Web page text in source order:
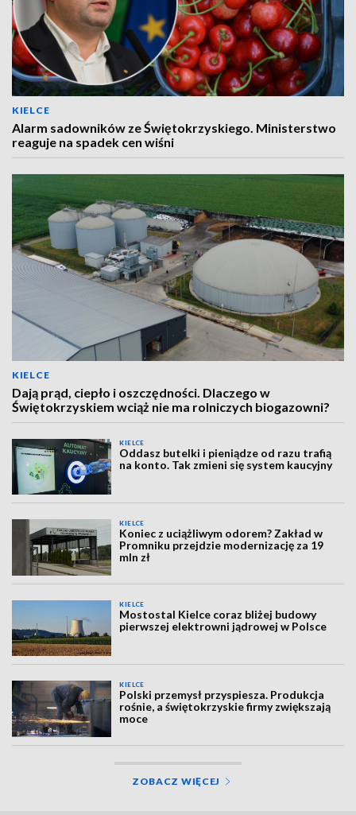
KIELCE
Alarm sadowników ze Świętokrzyskiego. Ministerstwo
reaguje na spadek cen wiśni
KIELCE
Dają prąd, ciepło i oszczędności. Dlaczego w
Świętokrzyskiem wciąż nie ma rolniczych biogazowni?
KIELCE
Oddasz butelki i pieniądze od razu trafią
na konto. Tak zmieni się system kaucyjny
KIELCE
Koniec z uciążliwym odorem? Zakład w
Promniku przejdzie modernizację za 19
mln zł
KIELCE
Mostostal Kielce coraz bliżej budowy
pierwszej elektrowni jądrowej w Polsce
KIELCE
Polski przemysł przyspiesza. Produkcja
rośnie, a świętokrzyskie firmy zwiększają
moce
ZOBACZ WIĘCEJ